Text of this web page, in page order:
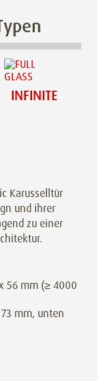
INFINITE
Karusselltür
und ihrer
zu einer
56 mm (≥ 4000
mm, unten